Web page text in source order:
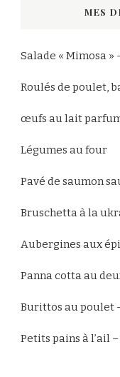
MES
Salade « Mimosa »
Roulés de poulet,
œufs au lait
Légumes au four
Pavé de saumon
Bruschetta à la
Aubergines aux
Panna cotta au
Burittos au poulet
Petits pains à l’ail